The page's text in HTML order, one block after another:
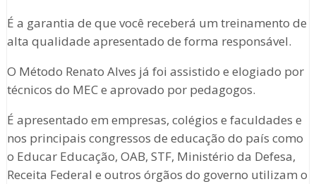
É a garantia de que você receberá um treinamento de
alta qualidade apresentado de forma responsável.
O Método Renato Alves já foi assistido e elogiado por
técnicos do MEC e aprovado por pedagogos.
É apresentado em empresas, colégios e faculdades e
nos principais congressos de educação do país como
o Educar Educação, OAB, STF, Ministério da Defesa,
Receita Federal e outros órgãos do governo utilizam o